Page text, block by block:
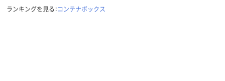
ランキングを見る：コンテナボックス